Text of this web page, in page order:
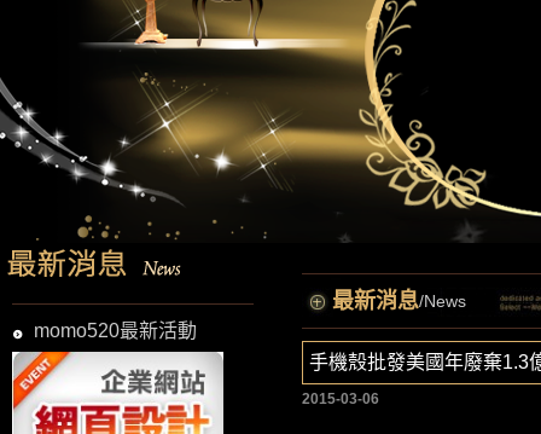
momo520最新活動
最新消息/News
手機殼批發美國年廢棄1.3
2015-03-06